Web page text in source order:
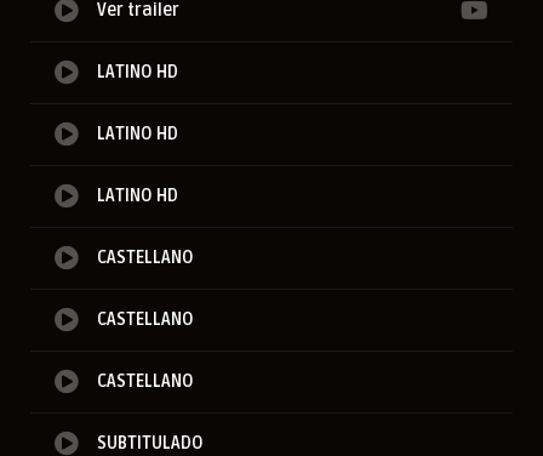
Ver trailer
LATINO HD
LATINO HD
LATINO HD
CASTELLANO
CASTELLANO
CASTELLANO
SUBTITULADO